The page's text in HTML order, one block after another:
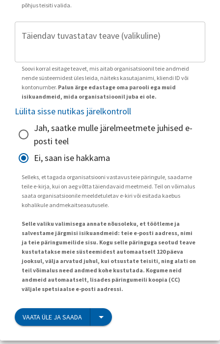
põhjus teisiti valida.
Täiendav tuvastatav teave (valikuline)
Soovi korral esitage teavet, mis aitab organisatsioonil teie andmeid
nende süsteemidest üles leida, näiteks kasutajanimi, kliendi ID või
kontonumber. Palun ärge edastage oma parooli ega muid
isikuandmeid, mida organisatsioonil juba ei ole.
Lülita sisse nutikas järelkontroll
Jah, saatke mulle järelmeetmete juhised e-
posti teel
Ei, saan ise hakkama
Selleks, et tagada organisatsiooni vastavus teie päringule, saadame
teile e-kirja, kui on aeg võtta täiendavaid meetmeid. Teil on võimalus
saata organisatsioonile meeldetuletav e-kiri või esitada kaebus
kohalikule andmekaitseasutusele.
Selle valiku valimisega annate nõusoleku, et töötleme ja
salvestame järgmisi isikuandmeid: teie e-posti aadress, nimi
ja teie päringumeilide sisu. Kogu selle päringuga seotud teave
kustutatakse meie süsteemidest automaatselt 120 päeva
jooksul, välja arvatud juhul, kui otsustate teisiti, ning alati on
teil võimalus need andmed kohe kustutada. Kogume neid
andmeid automaatselt, lisades päringumeili koopia (CC)
väljale spetsiaalse e-posti aadressi.
VAATA ÜLE JA SAADA